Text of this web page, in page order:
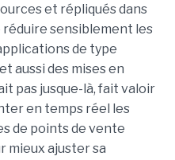
et répliqués dans
sensiblement les
de type
aussi des mises en
pas jusque-là, fait valoir
en temps réel les
de points de vente
mieux ajuster sa